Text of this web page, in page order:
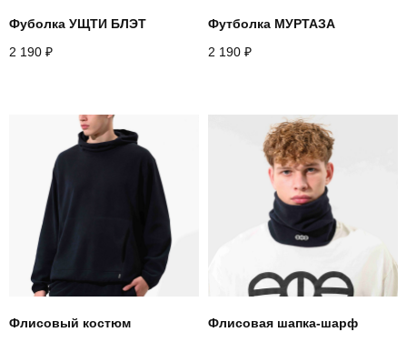
Фуболка УЩТИ БЛЭТ
2 190 ₽
Футболка МУРТАЗА
2 190 ₽
Флисовый костюм
Флисовая шапка-шарф